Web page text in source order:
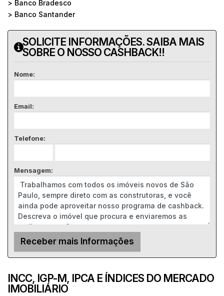
> Banco Bradesco
> Banco Santander
SOLICITE INFORMAÇÕES. SAIBA MAIS
SOBRE O NOSSO CASHBACK!!
Nome:
Email:
Telefone:
Mensagem:
INCC, IGP-M, IPCA E ÍNDICES DO MERCADO
IMOBILIÁRIO